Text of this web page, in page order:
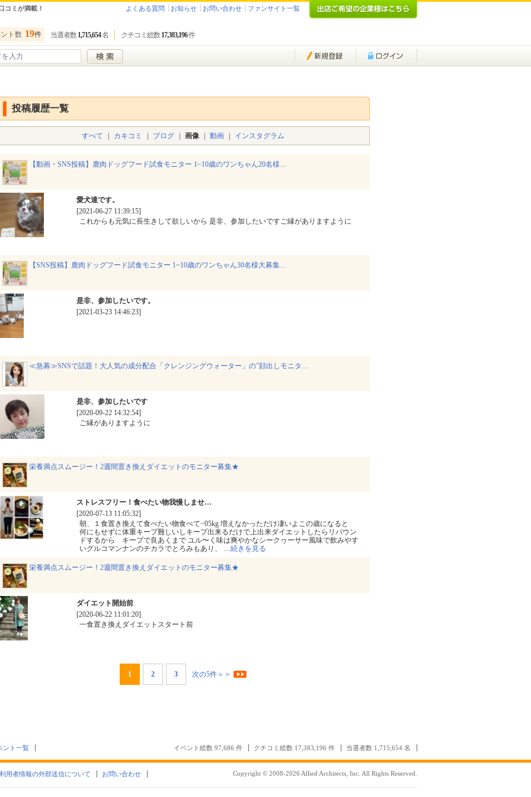
コミが満載！ よくある質問 お知らせ お問い合わせ ファンサイト一覧
ト数 19件 当選者数 1,715,654名 クチコミ総数 17,383,196件
投稿履歴一覧
すべて カキコミ ブログ 画像 動画 インスタグラム
【動画・SNS投稿】鹿肉ドッグフード試食モニター 1~10歳のワンちゃん20名様…
愛犬達です。
[2021-06-27 11:39:15]
これからも元気に長生きして欲しいから 是非、参加したいですご縁がありますように
【SNS投稿】鹿肉ドッグフード試食モニター 1~10歳のワンちゃん30名様大募集…
是非、参加したいです。
[2021-03-23 14:46:23]
≪急募≫SNSで話題！大人気の成分配合「クレンジングウォーター」の”顔出しモニタ…
是非、参加したいです
[2020-09-22 14:32:54]
ご縁がありますように
栄養満点スムージー！2週間置き換えダイエットのモニター募集★
ストレスフリー！食べたい物我慢しませ…
[2020-07-13 11:05:32]
朝、１食置き換えて食べたい物食べて−05kg 増えなかっただけ凄いよこの歳になると
何にもせずに体重キープ難しいしキープ出来るだけで上出来ダイエットしたらリバウン
ドするから キープで良あくまで ユル〜く味は爽やかなシークヮーサー風味で飲みやす
いグルコマンナンのチカラでとろみもあり、
…続きを見る
栄養満点スムージー！2週間置き換えダイエットのモニター募集★
ダイエット開始前
[2020-06-22 11:01:20]
一食置き換えダイエットスタート前
1 2 3 次の5件＞＞
ント一覧 イベント総数 97,686 件 クチコミ総数 17,383,196 件 当選者数 1,715,654 名
利用者情報の外部送信について お問い合わせ Copyright © 2008-2026 Allied Architects, Inc. All Rights Reserved.